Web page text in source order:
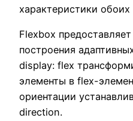
характеристики обоих
Flexbox
построения
display: flex
элементы в flex-
ориентации
direction.